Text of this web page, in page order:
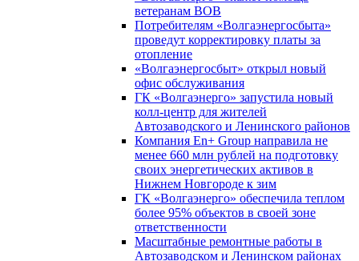
ветеранам ВОВ
Потребителям «Волгаэнергосбыта»
проведут корректировку платы за
отопление
«Волгаэнергосбыт» открыл новый
офис обслуживания
ГК «Волгаэнерго» запустила новый
колл-центр для жителей
Автозаводского и Ленинского районов
Компания En+ Group направила не
менее 660 млн рублей на подготовку
своих энергетических активов в
Нижнем Новгороде к зим
ГК «Волгаэнерго» обеспечила теплом
более 95% объектов в своей зоне
ответственности
Масштабные ремонтные работы в
Автозаводском и Ленинском районах